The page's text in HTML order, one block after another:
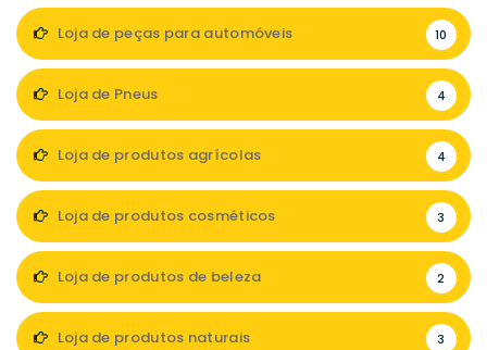
Loja de peças para automóveis 10
Loja de Pneus 4
Loja de produtos agrícolas 4
Loja de produtos cosméticos 3
Loja de produtos de beleza 2
Loja de produtos naturais 3